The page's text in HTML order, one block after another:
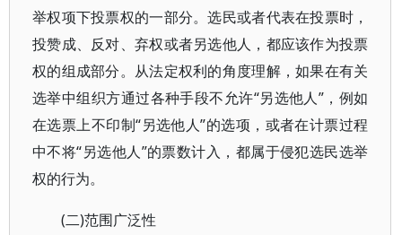
举权项下投票权的一部分。选民或者代表在投票时，
投赞成、反对、弃权或者另选他人，都应该作为投票
权的组成部分。从法定权利的角度理解，如果在有关
选举中组织方通过各种手段不允许“另选他人”，例如
在选票上不印制“另选他人”的选项，或者在计票过程
中不将“另选他人”的票数计入，都属于侵犯选民选举
权的行为。
(二)范围广泛性